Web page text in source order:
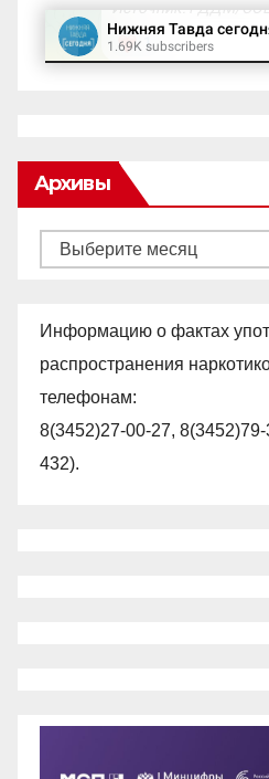
Архивы
Архивы
Информацию о фактах
распространения
телефонам:
8(3452)27-00-27,
432).